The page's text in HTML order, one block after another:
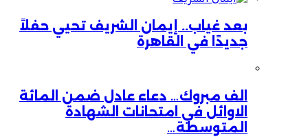
بعد غياب.. إيمان الشريف تحيي حفلاً
جديدًا في القاهرة
الف مبروك… دعاء عادل ضمن المائة
الاوائل في امتحانات الشهادة
المتوسطة…